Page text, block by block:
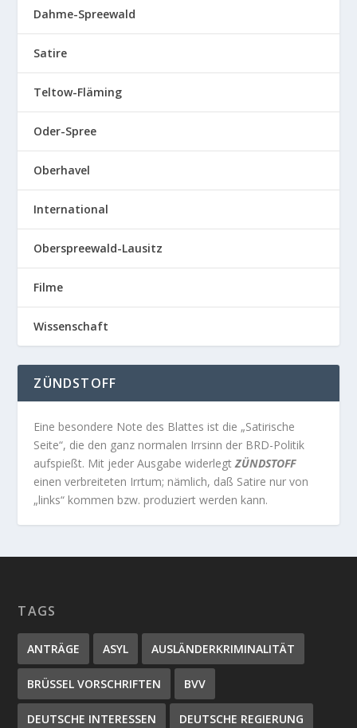
Dahme-Spreewald
Satire
Teltow-Fläming
Oder-Spree
Oberhavel
International
Oberspreewald-Lausitz
Filme
Wissenschaft
ZÜNDSTOFF
Eine besondere Note des Blattes ist die „Satirische
Seite“, die den ganz normalen Irrsinn der BRD-Politik
aufspießt. Mit jeder Ausgabe widerlegtZÜNDSTOFF
einen verbreiteten Irrtum; nämlich, daß Satire nur von
„links“ kommen bzw. produziert werden kann.
TAGS
ANTRÄGE ASYL AUSLÄNDERKRIMINALITÄT
BRÜSSEL VORSCHRIFTEN BVV
DEUTSCHE INTERESSEN DEUTSCHE REGIERUNG